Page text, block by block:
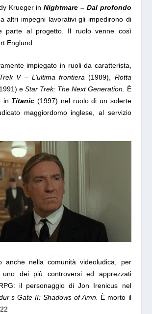
Krueger inNightmare – Dal profondo
altri impegni lavorativi gli impedirono di
parte al progetto. Il ruolo venne così
Englund.
impiegato in ruoli da caratterista,
V – L’ultima frontiera (1989), Rotta
e Star Trek: The Next Generation. È
in Titanic(1997) nel ruolo di un solerte
maggiordomo inglese, al servizio
anche nella comunità videoludica, per
uno dei più controversi ed apprezzati
il personaggio di Jon Irenicus nel
Gate II: Shadows of Amn. È morto il